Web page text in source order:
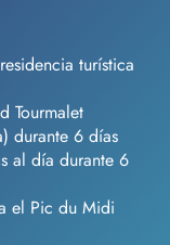
turística
Tourmalet
durante 6 días
al día durante 6
el Pic du Midi